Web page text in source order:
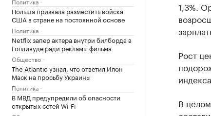
Польша призвала разместить войска
США в стране на постоянной основе
Политика
Netflix запер актера внутри билборда в
Голливуде ради рекламы фильма
Общество
The Atlantic узнал, что ответил Илон
Маск на просьбу Украины
Политика
В МВД предупредили об опасности
открытых сетей Wi-Fi
1,3%.
Рост
В